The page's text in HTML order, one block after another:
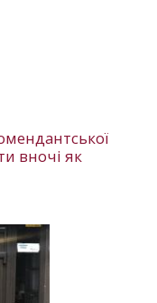
вночі як